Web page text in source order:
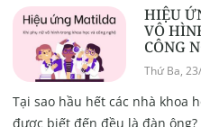
HIỆU
VÔ
CÔNG
Thứ Ba,
Tại sao hầu hết các nhà khoa
được biết đến đều là đàn